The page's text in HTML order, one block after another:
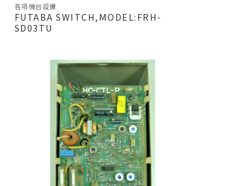
各項機台設備
FUTABA SWITCH,MODEL:FRH-
SD03TU